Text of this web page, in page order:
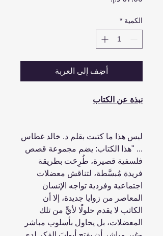
الكمية *
أضِف إلى العربة
نبذة عن الكتاب
ليس هذا ما كتبت بقلم د. خالد غطاس
... "هذا الكتاب: يضم مجموعة قصص
فلسفية قصيرة، طُرِحَت بطريقة
فريدة مُبسَّطة، لتناقش معضلات
اجتماعية وفردية تواجه الإنسان
المعاصر من زوايا جديدة، إلا أن
الكاتب لا يقدم حلولًا لأيٍّ من تلك
المعضلات، بل يحاول بأسلوب مباشر